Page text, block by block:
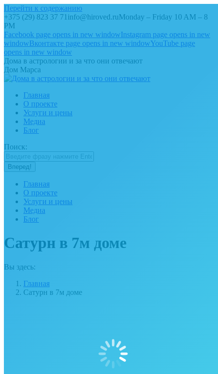
Перейти к содержанию
+375 (29) 823 37 71 info@hiroved.ruMonday – Friday 10 AM – 8
PM
Facebook page opens in new windowInstagram page opens in new
windowВконтакте page opens in new windowYouTube page
opens in new window
Дома в астрологии и за что они отвечают
Дом Марса
Главная
О проекте
Услуги и цены
Медиа
Блог
Поиск:
Главная
О проекте
Услуги и цены
Медиа
Блог
Сатурн в 7м доме
Вы здесь:
Главная
Сатурн в 7м доме